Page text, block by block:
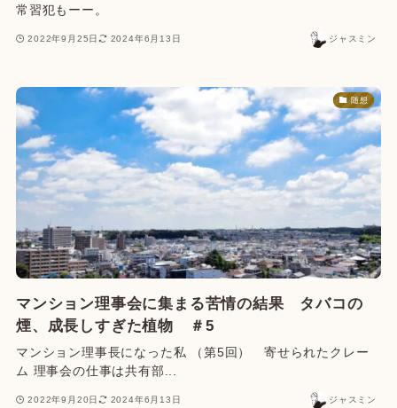
常習犯もーー。
2022年9月25日 2024年6月13日 ジャスミン
随想
マンション理事会に集まる苦情の結果 タバコの
煙、成長しすぎた植物 ＃5
マンション理事長になった私 （第5回） 寄せられたクレー
ム 理事会の仕事は共有部...
2022年9月20日 2024年6月13日 ジャスミン